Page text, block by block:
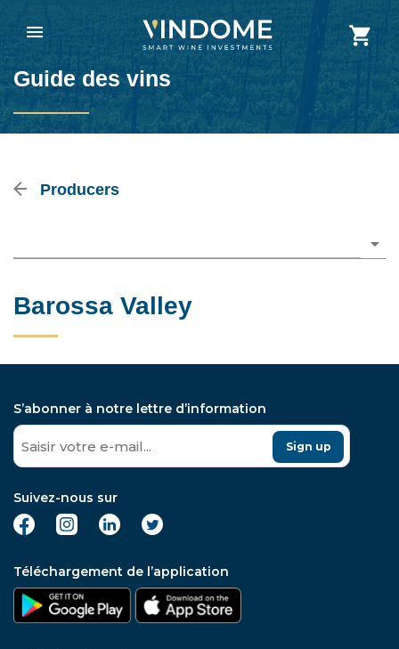
Guide des vins
Producers
Barossa Valley
S’abonner à notre lettre d’information
Sign up
Suivez-nous sur
Téléchargement de l’application